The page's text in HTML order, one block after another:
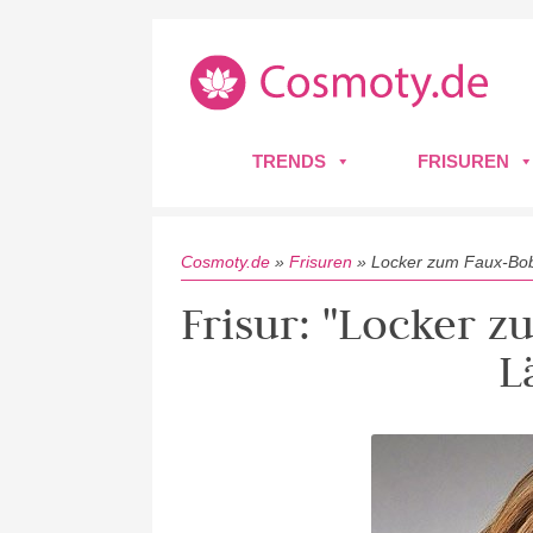
TRENDS FRISUREN
Cosmoty.de » Frisuren » Locker zum Faux-
Frisur: "Locker